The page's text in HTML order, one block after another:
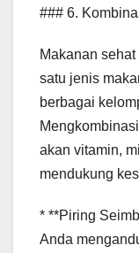
### 6.
Makanan
satu jenis
berbagai
akan vitamin,
mendukung
* **Piring
Anda